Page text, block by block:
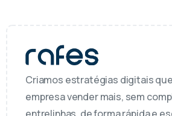
Criamos estratégias digitais
empresa vender mais, sem